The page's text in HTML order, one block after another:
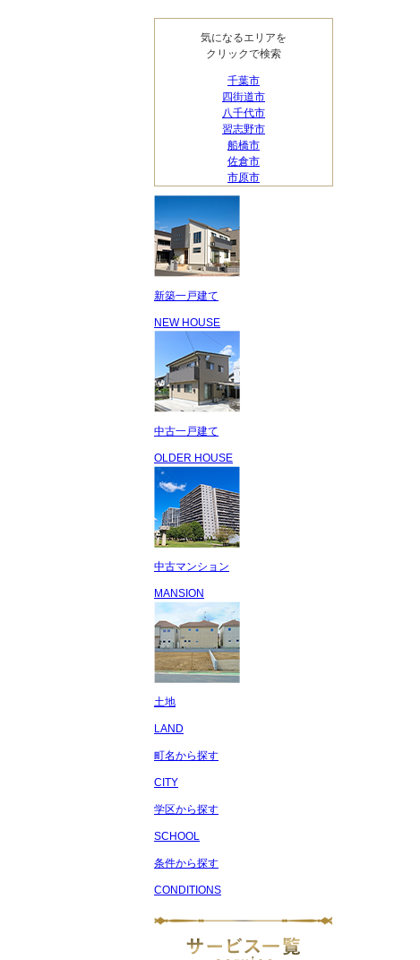
気になるエリアを
クリックで検索
千葉市
四街道市
八千代市
習志野市
船橋市
佐倉市
市原市
新築一戸建て
NEW HOUSE
中古一戸建て
OLDER HOUSE
中古マンション
MANSION
土地
LAND
町名から探す
CITY
学区から探す
SCHOOL
条件から探す
CONDITIONS